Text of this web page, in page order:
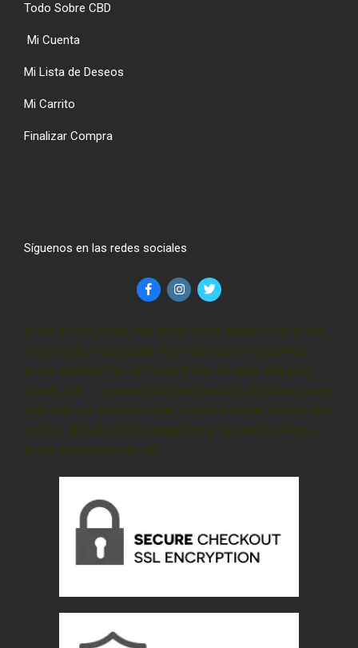
Todo Sobre CBD
Mi Cuenta
Mi Lista de Deseos
Mi Carrito
Finalizar Compra
Síguenos en las redes sociales
gotas de cbd precio, cbd gotas precio méxico, cbd gotas
precio, cbd precio, gotas cbd precio, aceite cbd precio,
donde comprar cbd en cdmx, donde comprar cbd para
dormir, cbd – comprar, cbd gotas méxico, cbd cdmx, pluma
cbd, gotas de cannabi precio, cbd para dormir méxico, cbd
mexico, cbd oil precio, cannabidiol gotas precio méxico,
gotas sublinguales de cbd